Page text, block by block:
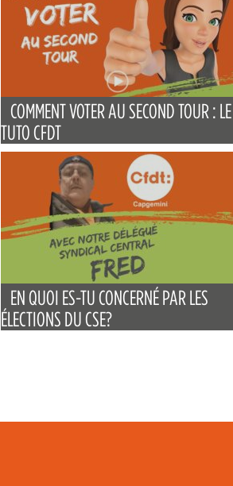
COMMENT VOTER AU SECOND TOUR : LE
TUTO CFDT
EN QUOI ES-TU CONCERNÉ PAR LES
ÉLECTIONS DU CSE?